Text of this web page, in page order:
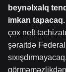
beynəlxalq
imkan tapacaq.
çox neft
şəraitdə